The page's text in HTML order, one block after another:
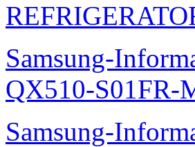
Samsung-
QX510-S01FR-
Samsung-